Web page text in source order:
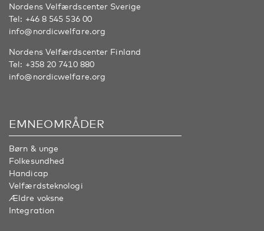
Nordens Velfærdscenter Sverige
Tel: +46 8 545 536 00
info@nordicwelfare.org
Nordens Velfærdscenter Finland
Tel: +358 20 7410 880
info@nordicwelfare.org
EMNEOMRÅDER
Børn & unge
Folkesundhed
Handicap
Velfærdsteknologi
Ældre voksne
Integration